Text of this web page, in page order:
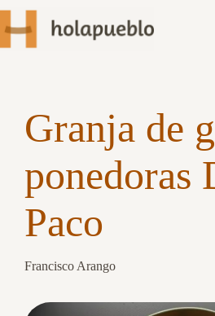
Granja de
ponedoras
Paco
Francisco Arango
Slide 2 of 3